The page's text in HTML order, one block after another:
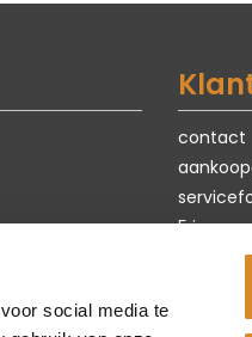
social media te
contact
5 jaar
privacy